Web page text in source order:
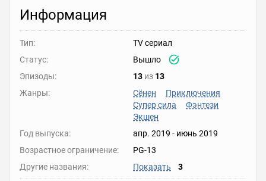
Информация
Тип:
TV сериал
Статус:
Вышло
Эпизоды:
13 из 13
Жанры:
Сёнен
Приключения
Супер сила
Фэнтези
Экшен
Год выпуска:
апр. 2019 - июнь 2019
Возрастное ограничение:
PG-13
Другие названия:
Показать 3